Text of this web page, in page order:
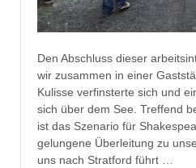
Den Abschluss dieser
wir zusammen in einer
Kulisse verfinsterte sich und
sich über dem See. Treffend
ist das Szenario für
gelungene Überleitung zu
uns nach Stratford führt …